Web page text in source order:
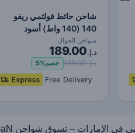
شاحن حائط فولتمي ريفو
140 (140 واط) أسود
شواحن الجوال
د.إ.189.00
د.إ. 199.00 خصم5%